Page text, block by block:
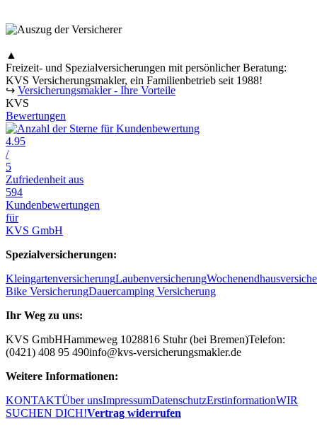
▲
Freizeit- und Spezialversicherungen mit persönlicher Beratung:
KVS Versicherungsmakler, ein Familienbetrieb seit 1988!
↪ Versicherungsmakler - Ihre Vorteile
KVS
Bewertungen
4.95
/
5
Zufriedenheit aus
594
Kundenbewertungen
für
KVS GmbH
Spezialversicherungen:
KleingartenversicherungLaubenversicherung
Bike VersicherungDauercamping Versicherung
Ihr Weg zu uns:
KVS GmbHHammeweg 1028816 Stuhr (bei Bremen)Telefon:
(0421) 408 95 490info@kvs-versicherungsmakler.de
Weitere Informationen:
KONTAKTÜber unsImpressumDatenschutzErstinformationWIR
SUCHEN DICH!Vertrag widerrufen